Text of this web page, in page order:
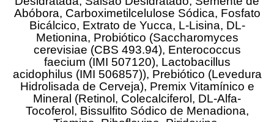
Abóbora, Carboximetilcelulose Sódica, Fosfato
Bicálcico, Extrato de Yucca, L-Lisina, DL-
Metionina, Probiótico (Saccharomyces
cerevisiae (CBS 493.94), Enterococcus
faecium (IMI 507120), Lactobacillus
acidophilus (IMI 506857)), Prebiótico (Levedura
Hidrolisada de Cerveja), Premix Vitamínico e
Mineral (Retinol, Colecalciferol, DL-Alfa-
Tocoferol, Bissulfito Sódico de Menadiona,